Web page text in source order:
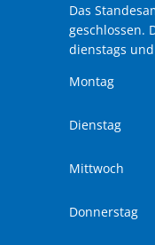
Das
geschlossen.
dienstags
Montag
Dienstag
Mittwoch
Donnerstag